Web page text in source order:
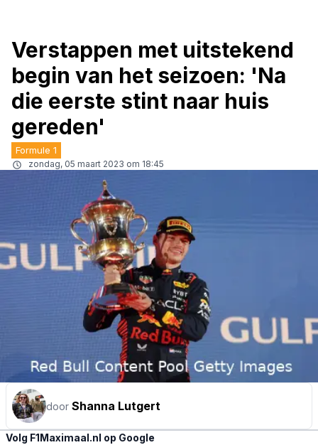
Verstappen met uitstekend
begin van het seizoen: 'Na
die eerste stint naar huis
gereden'
Formule 1
zondag, 05 maart 2023 om 18:45
door Shanna Lutgert
Volg F1Maximaal.nl op Google